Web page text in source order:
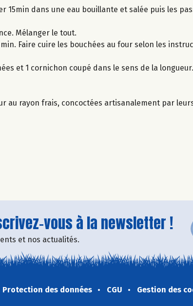
15min dans une eau bouillante et salée puis les
Mélanger le tout.
Faire cuire les bouchées au four selon les
et 1 cornichon coupé dans le sens de la
au rayon frais, concoctées artisanalement par
vous à la newsletter !
et nos actualités.
Protection des données CGU Gestion des